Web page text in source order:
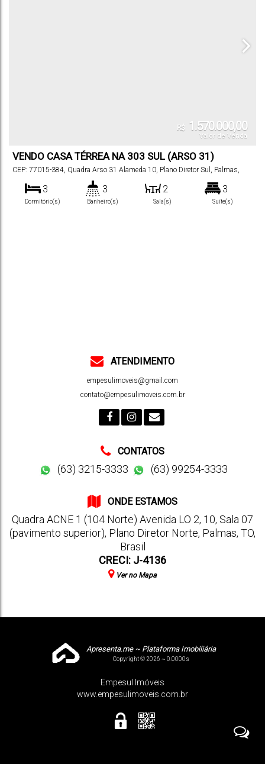
R$ 1.570.000,00
Valor de Venda
VENDO CASA TÉRREA NA 303 SUL (ARSO 31)
CEP: 77015-384, Quadra Arso 31 Alameda 10, Plano Diretor Sul , Palmas,
3
Dormitório(s)
3
Banheiro(s)
2
Sala(s)
3
Suíte(s)
ATENDIMENTO
empesulimoveis@gmail.com
contato@empesulimoveis.com.br
CONTATOS
(63) 3215-3333 (63) 99254-3333
ONDE ESTAMOS
Quadra ACNE 1 (104 Norte) Avenida LO 2, 10, Sala 07
(pavimento superior), Plano Diretor Norte, Palmas, TO,
Brasil
CRECI: J-4136
Ver no Mapa
Apresenta.me ~ Plataforma Imobiliária
Copyright © 2026 ~ 0.0000s
Empesul Imóveis
www.empesulimoveis.com.br